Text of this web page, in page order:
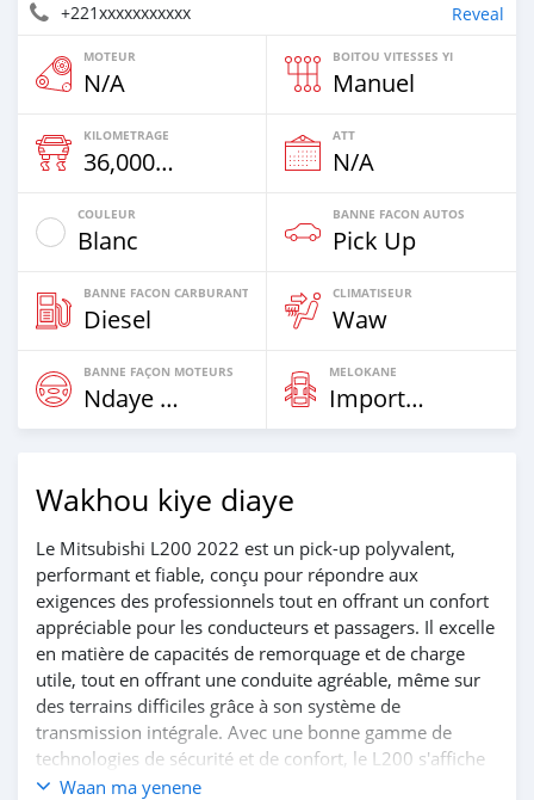
+221xxxxxxxxxxx
Reveal
MOTEUR
N/A
BOITOU VITESSES YI
Manuel
KILOMETRAGE
36,000 Km
ATT
N/A
COULEUR
Blanc
BANNE FACON AUTOS
Pick Up
BANNE FACON CARBURANT
Diesel
CLIMATISEUR
Waw
BANNE FAÇON MOTEURS
Ndaye Diorr
MELOKANE
Imported
Wakhou kiye diaye
Le Mitsubishi L200 2022 est un pick-up polyvalent,
performant et fiable, conçu pour répondre aux
exigences des professionnels tout en offrant un confort
appréciable pour les conducteurs et passagers. Il excelle
en matière de capacités de remorquage et de charge
utile, tout en offrant une conduite agréable, même sur
des terrains difficiles grâce à son système de
transmission intégrale. Avec une bonne gamme de
technologies de sécurité et de confort, le L200 s'affiche
comme un véhicule robuste et pratique pour ceux qui
Waan ma yenene